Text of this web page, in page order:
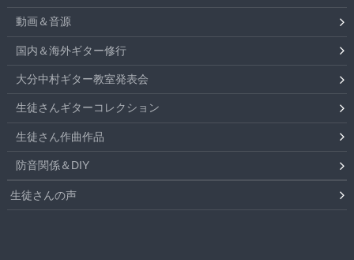
動画＆音源
国内＆海外ギター修行
大分中村ギター教室発表会
生徒さんギターコレクション
生徒さん作曲作品
防音関係＆DIY
生徒さんの声